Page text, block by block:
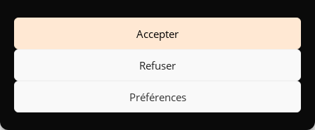
Accepter
Refuser
Préférences